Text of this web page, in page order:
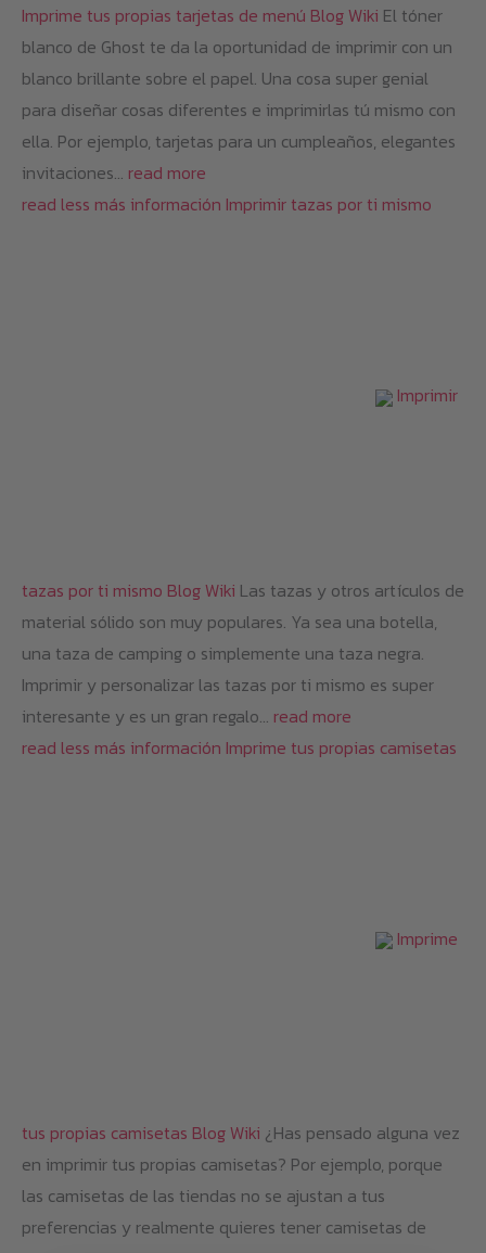
Imprime tus propias tarjetas de menú BlogWiki El tóner
blanco de Ghost te da la oportunidad de imprimir con un
blanco brillante sobre el papel. Una cosa super genial
para diseñar cosas diferentes e imprimirlas tú mismo con
ella. Por ejemplo, tarjetas para un cumpleaños, elegantes
invitaciones… read more
read less más información Imprimir tazas por ti mismo
Imprimir
tazas por ti mismo BlogWiki Las tazas y otros artículos de
material sólido son muy populares. Ya sea una botella,
una taza de camping o simplemente una taza negra.
Imprimir y personalizar las tazas por ti mismo es super
interesante y es un gran regalo… read more
read less más información Imprime tus propias camisetas
Imprime
tus propias camisetas BlogWiki ¿Has pensado alguna vez
en imprimir tus propias camisetas? Por ejemplo, porque
las camisetas de las tiendas no se ajustan a tus
preferencias y realmente quieres tener camisetas de